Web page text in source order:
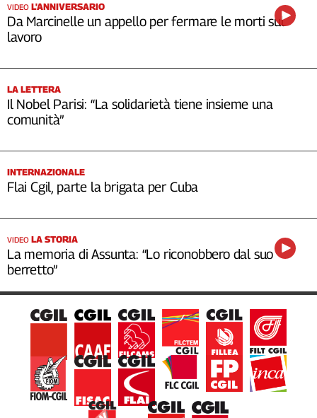
VIDEO L'ANNIVERSARIO
Da Marcinelle un appello per fermare le morti sul
lavoro
LA LETTERA
Il Nobel Parisi: “La solidarietà tiene insieme una
comunità”
INTERNAZIONALE
Flai Cgil, parte la brigata per Cuba
VIDEO LA STORIA
La memoria di Assunta: “Lo riconobbero dal suo
berretto”